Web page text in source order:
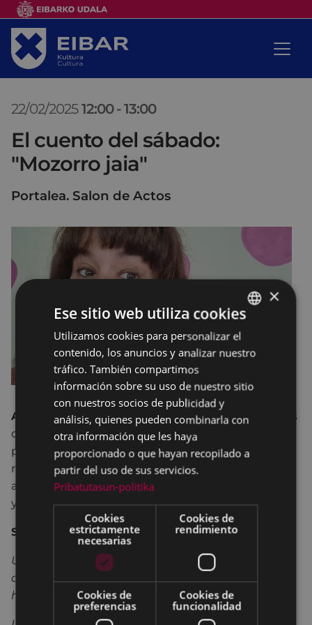
22/02/2025 12:00 -13:00
El cuento del sábado:
"Mozorro jaia"
Portalea. Salon de Actos
Ana Apikaes una veterana narradora que lleva más
de 25 años contando cuentos. También es payasa,
pedagoga y actriz. Como narradora tiene un gran
repertorio; cuenta para bebés, jóvenes y personas
adultas. Lo que más le gusta al contar es compartir
y comunicar lo que siente con el público.
Sobre la sesión
Una sesión de cuentos divertida donde veremos
que los disfraces están presentes tanto en
historias clásicas como modernas.
BASQUE
SPANISH
×
Ese sitio web utiliza cookies
Utilizamos cookies para personalizar el
contenido, los anuncios y analizar nuestro
tráfico. También compartimos
información sobre su uso de nuestro sitio
con nuestros socios de publicidad y
análisis, quienes pueden combinarla con
otra información que les haya
proporcionado o que hayan recopilado a
partir del uso de sus servicios.
Pribatutasun-politika
Cookies
estrictamente
necesarias
Cookies de
rendimiento
Cookies de
preferencias
Cookies de
funcionalidad